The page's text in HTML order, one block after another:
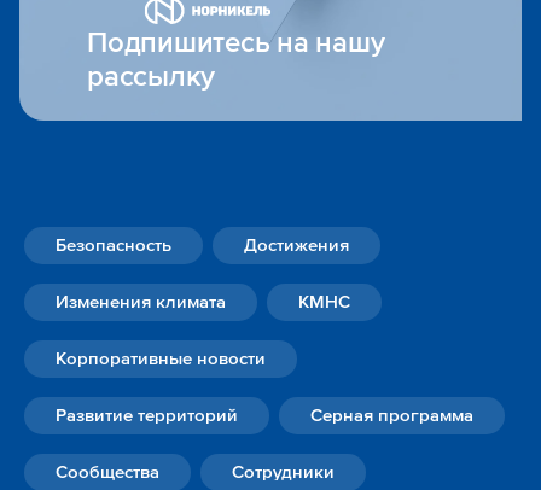
Подпишитесь на нашу
рассылку
Безопасность Достижения
Изменения климата КМНС
Корпоративные новости
Развитие территорий Серная программа
Сообщества Сотрудники